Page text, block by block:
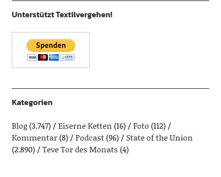
Unterstützt Textilvergehen!
Kategorien
Blog(3.747) Eiserne Ketten (16) Foto (112)
Kommentar(8) Podcast(96)
State of the Union
(2.890)
Teve Tor des Monats (4)